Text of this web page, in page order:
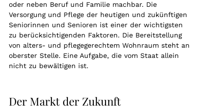
oder neben Beruf und Familie machbar. Die
Versorgung und Pflege der heutigen und zukünftigen
Seniorinnen und Senioren ist einer der wichtigsten
zu berücksichtigenden Faktoren. Die Bereitstellung
von alters- und pflegegerechtem Wohnraum steht an
oberster Stelle. Eine Aufgabe, die vom Staat allein
nicht zu bewältigen ist.
Der Markt der Zukunft